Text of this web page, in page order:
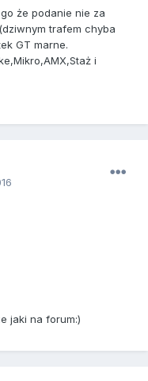
że podanie nie za
trafem chyba
GT marne.
i
jaki na forum:)